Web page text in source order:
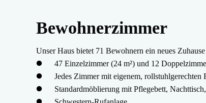
Bewohnerzimmer
Unser Haus bietet 71 Bewohnern ein neues
47 Einzelzimmer (24 m²) und 12
Jedes Zimmer mit eigenem,
Standardmöblierung mit Pflegebett,